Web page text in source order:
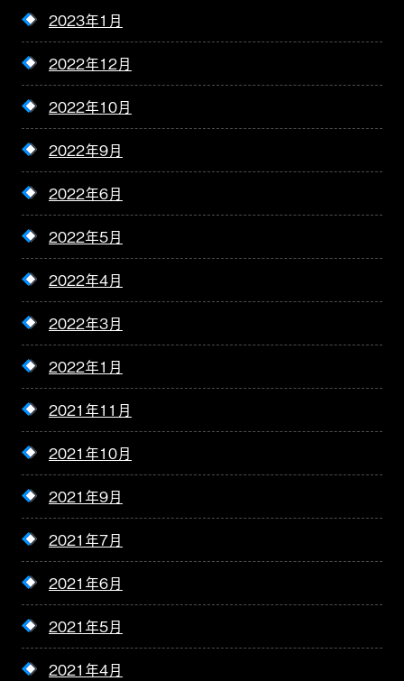
2023年1月
2022年12月
2022年10月
2022年9月
2022年6月
2022年5月
2022年4月
2022年3月
2022年1月
2021年11月
2021年10月
2021年9月
2021年7月
2021年6月
2021年5月
2021年4月